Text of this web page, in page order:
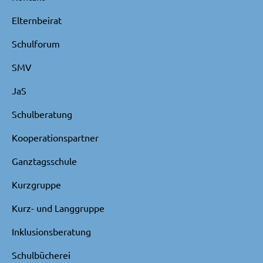
Elternbeirat
Schulforum
SMV
JaS
Schulberatung
Kooperationspartner
Ganztagsschule
Kurzgruppe
Kurz- und Langgruppe
Inklusionsberatung
Schulbücherei